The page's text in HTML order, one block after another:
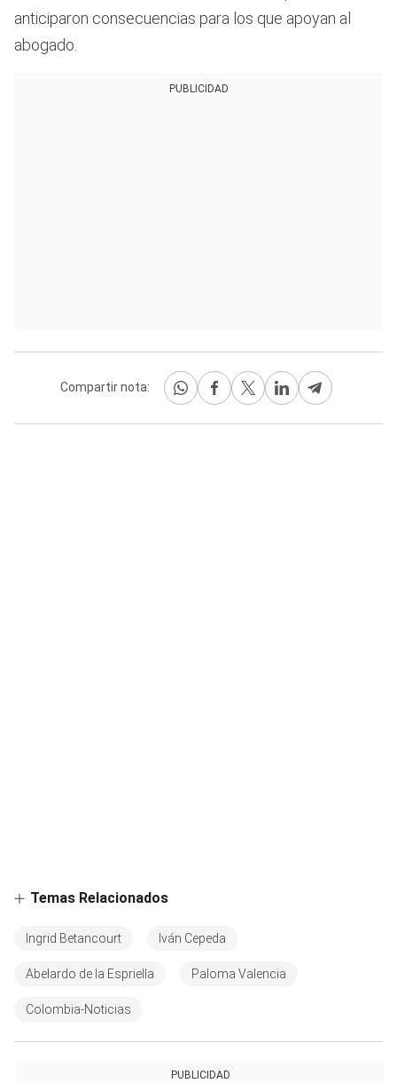
anticiparon consecuencias para los que apoyan al
abogado.
PUBLICIDAD
Compartir nota:
Temas Relacionados
Ingrid Betancourt Iván Cepeda
Abelardo de la Espriella Paloma Valencia
Colombia-Noticias
PUBLICIDAD